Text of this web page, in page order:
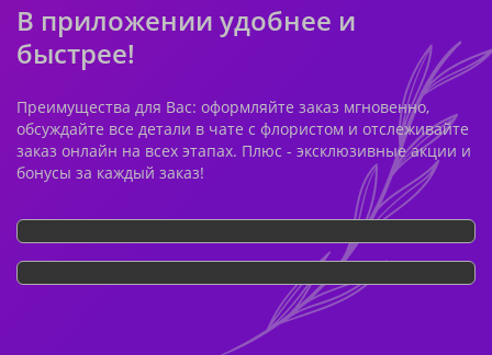
В приложении удобнее и
быстрее!
Преимущества для Вас: оформляйте заказ мгновенно,
обсуждайте все детали в чате с флористом и отслеживайте
заказ онлайн на всех этапах. Плюс - эксклюзивные акции и
бонусы за каждый заказ!